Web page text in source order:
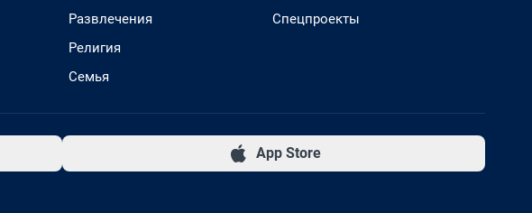
Развлечения
Религия
Семья
Спецпроекты
App Store